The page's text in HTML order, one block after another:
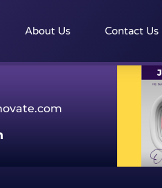
About Us Contact Us